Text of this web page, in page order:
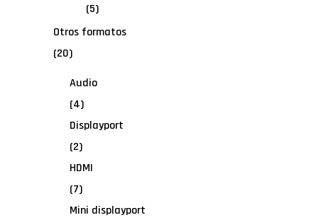
(5)
Otros formatos
(20)
Audio
(4)
Displayport
(2)
HDMI
(7)
Mini displayport